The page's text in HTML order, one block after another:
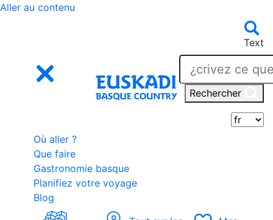
Aller au contenu
Text
Rechercher
Où aller ?
Que faire
Gastronomie basque
Planifiez votre voyage
Blog